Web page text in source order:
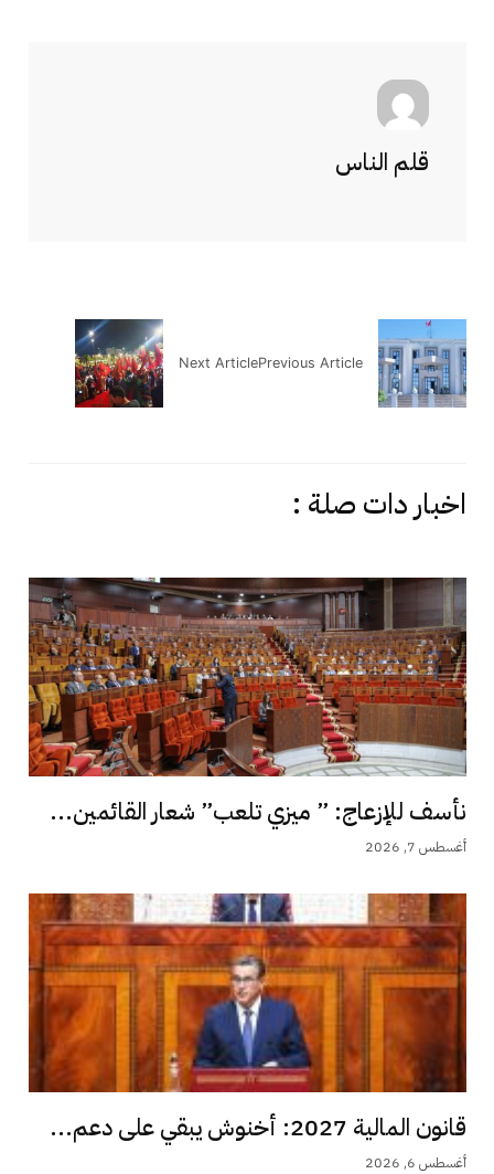
قلم الناس
Previous Article
Next Article
اخبار دات صلة :
نأسف للإزعاج: ” ميزي تلعب” شعار القائمين...
أغسطس 7, 2026
قانون المالية 2027: أخنوش يبقي على دعم...
أغسطس 6, 2026